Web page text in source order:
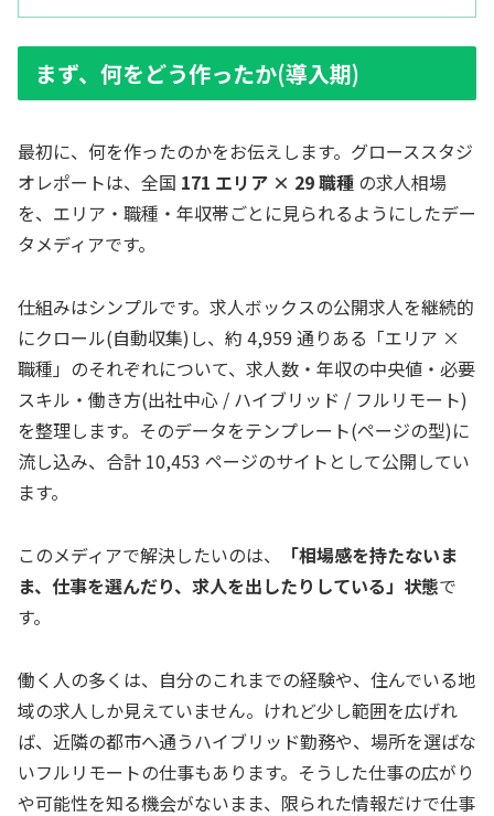
まず、何をどう作ったか(導入期)
最初に、何を作ったのかをお伝えします。グローススタジ
オレポートは、全国 171 エリア × 29 職種 の求人相場
を、エリア・職種・年収帯ごとに見られるようにしたデー
タメディアです。
仕組みはシンプルです。求人ボックスの公開求人を継続的
にクロール(自動収集)し、約 4,959 通りある「エリア ×
職種」のそれぞれについて、求人数・年収の中央値・必要
スキル・働き方(出社中心 / ハイブリッド / フルリモート)
を整理します。そのデータをテンプレート(ページの型)に
流し込み、合計 10,453 ページのサイトとして公開してい
ます。
このメディアで解決したいのは、
「相場感を持たないま
ま、仕事を選んだり、求人を出したりしている」状態で
す。
働く人の多くは、自分のこれまでの経験や、住んでいる地
域の求人しか見えていません。けれど少し範囲を広げれ
ば、近隣の都市へ通うハイブリッド勤務や、場所を選ばな
いフルリモートの仕事もあります。そうした仕事の広がり
や可能性を知る機会がないまま、限られた情報だけで仕事